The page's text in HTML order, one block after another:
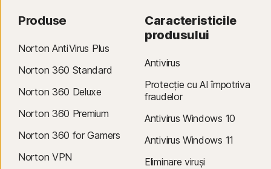
Produse
Norton AntiVirus Plus
Norton 360 Standard
Norton 360 Deluxe
Norton 360 Premium
Norton 360 for Gamers
Norton VPN
Caracteristicile
produsului
Antivirus
Protecție cu AI împotriva
fraudelor
Antivirus Windows 10
Antivirus Windows 11
Eliminare viruși